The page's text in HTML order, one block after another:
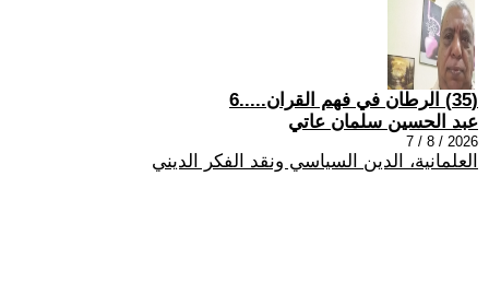
(35) الرطان في فهم القران.....6
عبد الحسين سلمان عاتي
2026 / 8 / 7
العلمانية، الدين السياسي ونقد الفكر الديني